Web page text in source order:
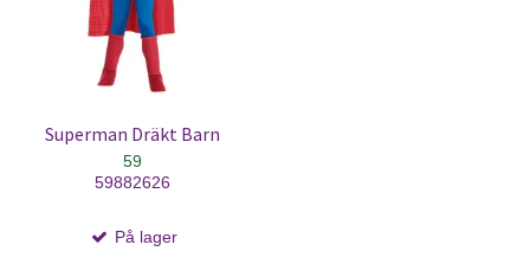
Superman Dräkt Barn
59
59882626
På lager